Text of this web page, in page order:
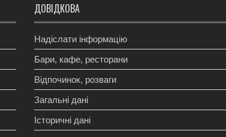
ДОВІДКОВА
Надіслати інформацію
Бари, кафе, ресторани
Відпочинок, розваги
Загальні дані
Історичні дані